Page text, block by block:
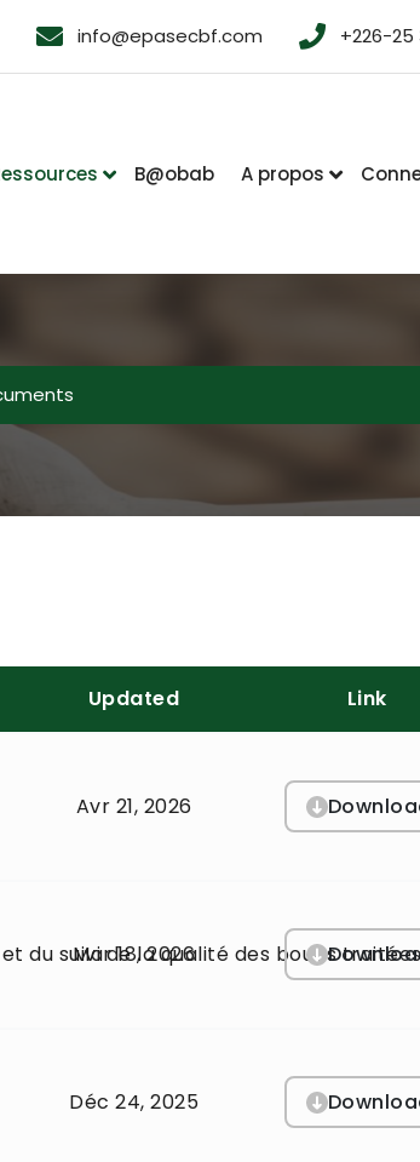
info@epasecbf.com +226-25
B@obab A propos
Updated Link
Avr 21, 2026
du suivi de la qualité des boues
Mar 18, 2026
Déc 24, 2025